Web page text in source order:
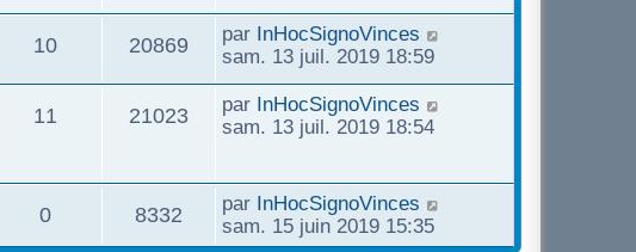
10 20869 par InHocSignoVinces
sam. 13 juil. 2019 18:59
11 21023 par
InHocSignoVinces
sam. 13 juil. 2019 18:54
0 8332 par InHocSignoVinces
sam. 15 juin 2019 15:35